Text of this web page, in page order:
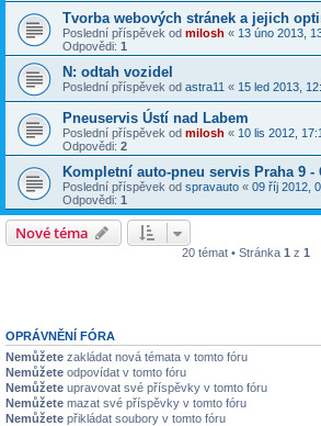
Tvorba webových stránek a jejich
Poslední příspěvek od milosh « 13 úno 2013,
Odpovědi: 1
N: odtah vozidel
Poslední příspěvek od astra11 « 15 led 2013,
Pneuservis Ústí nad Labem
Poslední příspěvek od milosh « 10 lis 2012,
Odpovědi: 2
Kompletní auto-pneu servis Praha 9 -
Poslední příspěvek od spravauto « 09 říj 2012,
Odpovědi: 1
Nové téma
20 témat • Stránka 1 z 1
OPRÁVNĚNÍ FÓRA
Nemůžete zakládat nová témata v tomto fóru
Nemůžete odpovídat v tomto fóru
Nemůžete upravovat své příspěvky v tomto fóru
Nemůžete mazat své příspěvky v tomto fóru
Nemůžete přikládat soubory v tomto fóru